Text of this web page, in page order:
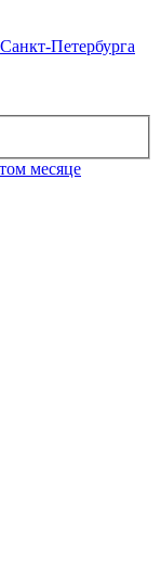
Санкт-Петербурга
месяце